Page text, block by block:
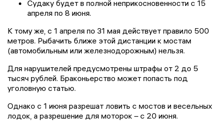
Судаку будет в полной неприкосновенности с 15
апреля по 8 июня.
К тому же, с 1 апреля по 31 мая действует правило 500
метров. Рыбачить ближе этой дистанции к мостам
(автомобильным или железнодорожным) нельзя.
Для нарушителей предусмотрены штрафы от 2 до 5
тысяч рублей. Браконьерство может попасть под
уголовную статью.
Однако с 1 июня разрешат ловить с мостов и весельных
лодок, а разрешение для моторок – с 20 июня.